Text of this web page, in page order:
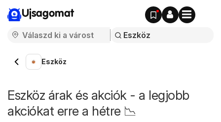
Ujsagomat
Eszköz
Eszköz árak és akciók - a legjobb
akciókat erre a hétre 📉